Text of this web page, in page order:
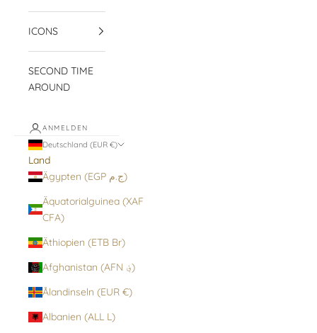
ICONS
SECOND TIME
AROUND
ANMELDEN
Deutschland (EUR €)
Land
Ägypten (EGP ج.م)
Äquatorialguinea (XAF
CFA)
Äthiopien (ETB Br)
Afghanistan (AFN ؋)
Ålandinseln (EUR €)
Albanien (ALL L)